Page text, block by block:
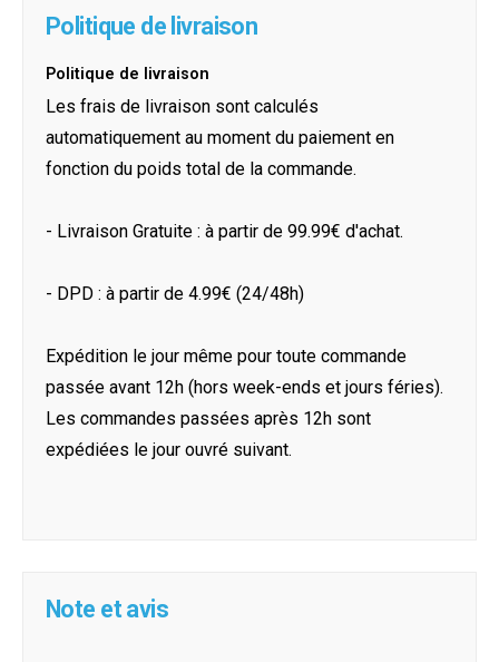
Politique de livraison
Politique de livraison
Les frais de livraison sont calculés
automatiquement au moment du paiement en
fonction du poids total de la commande.
- Livraison Gratuite : à partir de 99.99€ d'achat.
- DPD : à partir de 4.99€ (24/48h)
Expédition le jour même pour toute commande
passée avant 12h (hors week-ends et jours féries).
Les commandes passées après 12h sont
expédiées le jour ouvré suivant.
Note et avis